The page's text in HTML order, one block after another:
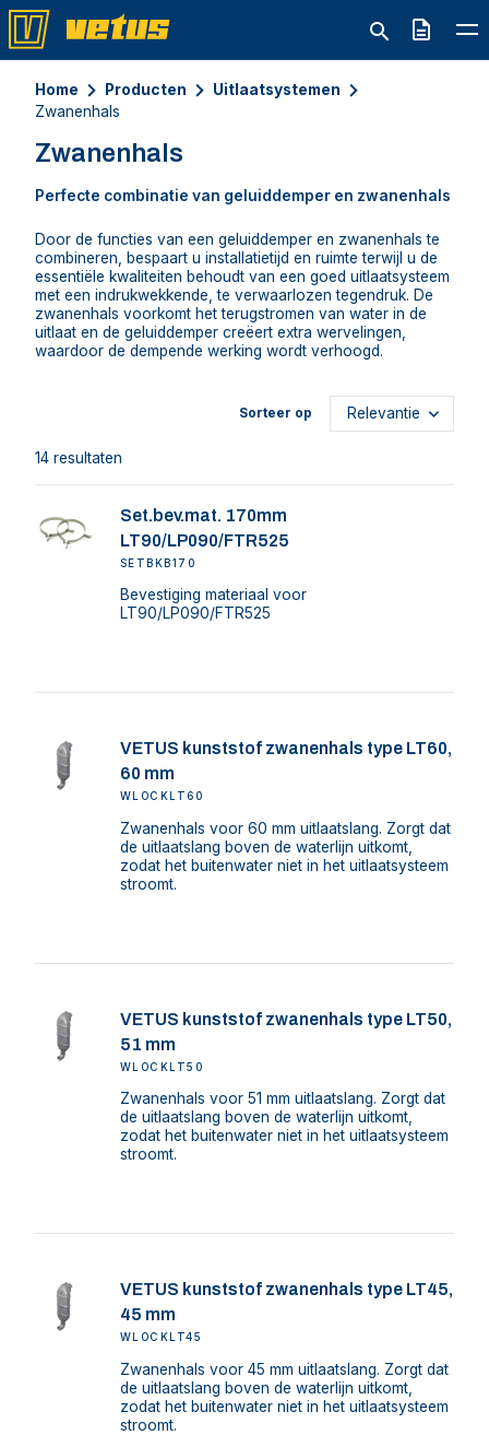
Offerte
Home Producten
Uitlaatsystemen
Zwanenhals
Zwanenhals
Perfecte combinatie van geluiddemper en zwanenhals
Door de functies van een geluiddemper en zwanenhals te
combineren, bespaart u installatietijd en ruimte terwijl u de
essentiële kwaliteiten behoudt van een goed uitlaatsysteem
met een indrukwekkende, te verwaarlozen tegendruk. De
zwanenhals voorkomt het terugstromen van water in de
uitlaat en de geluiddemper creëert extra wervelingen,
waardoor de dempende werking wordt verhoogd.
14 resultaten
Sorteer op
Set.bev.mat. 170mm
LT90/LP090/FTR525
SETBKB170
Bevestiging materiaal voor
LT90/LP090/FTR525
VETUS kunststof zwanenhals type LT60,
60 mm
WLOCKLT60
Zwanenhals voor 60 mm uitlaatslang. Zorgt dat
de uitlaatslang boven de waterlijn uitkomt,
zodat het buitenwater niet in het uitlaatsysteem
stroomt.
VETUS kunststof zwanenhals type LT50,
51 mm
WLOCKLT50
Zwanenhals voor 51 mm uitlaatslang. Zorgt dat
de uitlaatslang boven de waterlijn uitkomt,
zodat het buitenwater niet in het uitlaatsysteem
stroomt.
VETUS kunststof zwanenhals type LT45,
45 mm
WLOCKLT45
Zwanenhals voor 45 mm uitlaatslang. Zorgt dat
de uitlaatslang boven de waterlijn uitkomt,
zodat het buitenwater niet in het uitlaatsysteem
stroomt.